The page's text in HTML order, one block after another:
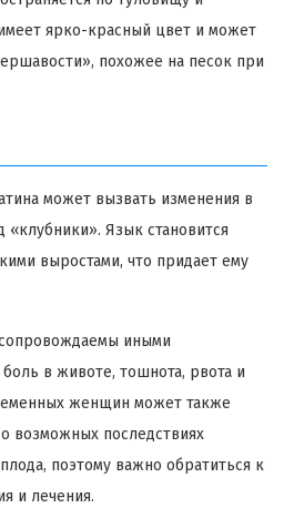
ярко-красный цвет и может
похожее на песок при
может вызвать изменения в
Язык становится
выростами, что придает ему
иными
в животе, тошнота, рвота и
женщин может также
возможных последствиях
поэтому важно обратиться к
и лечения.